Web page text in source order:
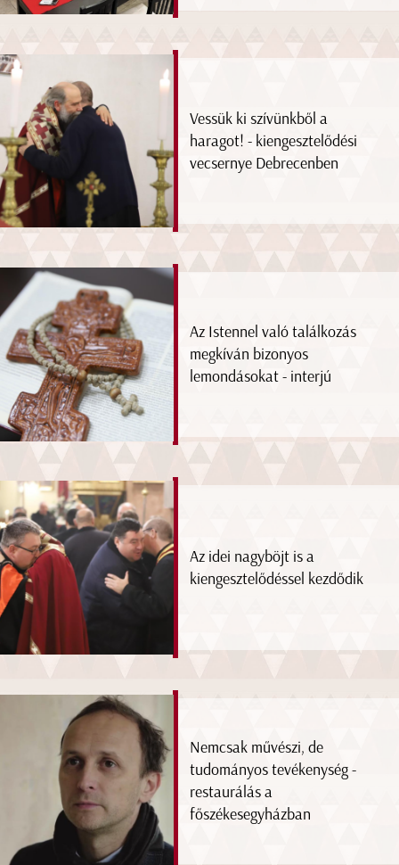
Vessük ki szívünkből a
haragot! - kiengesztelődési
vecsernye Debrecenben
Az Istennel való találkozás
megkíván bizonyos
lemondásokat - interjú
Az idei nagyböjt is a
kiengesztelődéssel kezdődik
Nemcsak művészi, de
tudományos tevékenység -
restaurálás a
főszékesegyházban